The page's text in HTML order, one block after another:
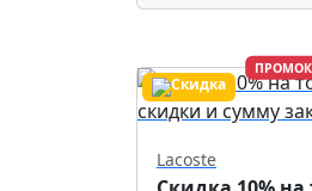
Lacoste